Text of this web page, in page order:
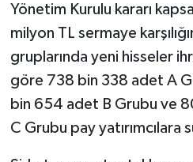
Yönetim Kurulu kararı
milyon TL sermaye
gruplarında yeni hisseler
göre 738 bin 338 adet A
bin 654 adet B Grubu ve
C Grubu pay yatırımcılara